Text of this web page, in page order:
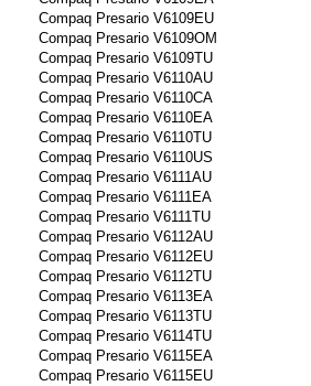
Compaq Presario V6109EU
Compaq Presario V6109OM
Compaq Presario V6109TU
Compaq Presario V6110AU
Compaq Presario V6110CA
Compaq Presario V6110EA
Compaq Presario V6110TU
Compaq Presario V6110US
Compaq Presario V6111AU
Compaq Presario V6111EA
Compaq Presario V6111TU
Compaq Presario V6112AU
Compaq Presario V6112EU
Compaq Presario V6112TU
Compaq Presario V6113EA
Compaq Presario V6113TU
Compaq Presario V6114TU
Compaq Presario V6115EA
Compaq Presario V6115EU